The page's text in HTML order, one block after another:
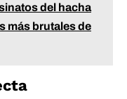
del hacha
más brutales de